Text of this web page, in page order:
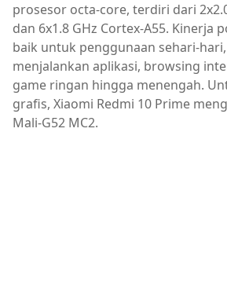
prosesor octa-core, terdiri dari
dan 6x1.8 GHz Cortex-A55. Kinerja
baik untuk penggunaan sehari-
menjalankan aplikasi, browsing
game ringan hingga menengah.
grafis, Xiaomi Redmi 10 Prime
Mali-G52 MC2.